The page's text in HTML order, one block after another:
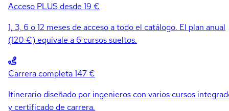
Acceso PLUS desde 19 €
1, 3, 6 o 12 meses de acceso a todo el catálogo. El plan anual
(120 €) equivale a 6 cursos sueltos.
Carrera completa147 €
Itinerario diseñado por ingenieros con varios cursos
y certificado de carrera.